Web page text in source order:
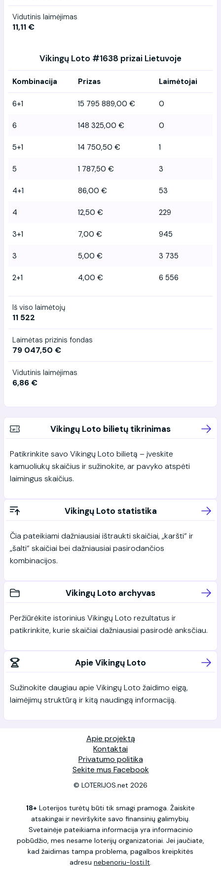
Vidutinis laimėjimas
11,11 €
Vikingų Loto #1638 prizai Lietuvoje
Kombinacija Prizas Laimėtojai
6+1 15 795 889,00 € 0
6 148 325,00 € 0
5+1 14 750,50 € 1
5 1 787,50 € 3
4+1 86,00 € 53
4 12,50 € 229
3+1 7,00 € 945
3 5,00 € 3 735
2+1 4,00 € 6 556
Iš viso laimėtojų
11 522
Laimėtas prizinis fondas
79 047,50 €
Vidutinis laimėjimas
6,86 €
Vikingų Loto bilietų tikrinimas
Patikrinkite savo Vikingų Loto bilietą – įveskite
kamuoliukų skaičius ir sužinokite, ar pavyko atspėti
laimingus skaičius.
Vikingų Loto statistika
Čia pateikiami dažniausiai ištraukti skaičiai, „karšti“ ir
„šalti“ skaičiai bei dažniausiai pasirodančios
kombinacijos.
Vikingų Loto archyvas
Peržiūrėkite istorinius Vikingų Loto rezultatus ir
patikrinkite, kurie skaičiai dažniausiai pasirodė anksčiau.
Apie Vikingų Loto
Sužinokite daugiau apie Vikingų Loto žaidimo eigą,
laimėjimų struktūrą ir kitą naudingą informaciją.
Apie projektą
Kontaktai
Privatumo politika
Sekite mus Facebook
© LOTERIJOS.net 2026
18+ Loterijos turėtų būti tik smagi pramoga. Žaiskite
atsakingai ir neviršykite savo finansinių galimybių.
Svetainėje pateikiama informacija yra informacinio
pobūdžio, mes nesame loterijų organizatoriai. Jei jaučiate,
kad žaidimas tampa problema, pagalbos kreipkitės
adresu nebenoriu-losti.lt